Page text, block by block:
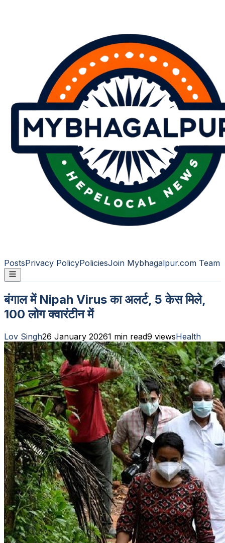
PostsPrivacy PolicyPoliciesJoin Mybhagalpur.com Team
बंगाल में Nipah Virus का अलर्ट, 5 केस मिले,
100 लोग क्वारंटीन में
Lov Singh26 January 20261 min read9 viewsHealth